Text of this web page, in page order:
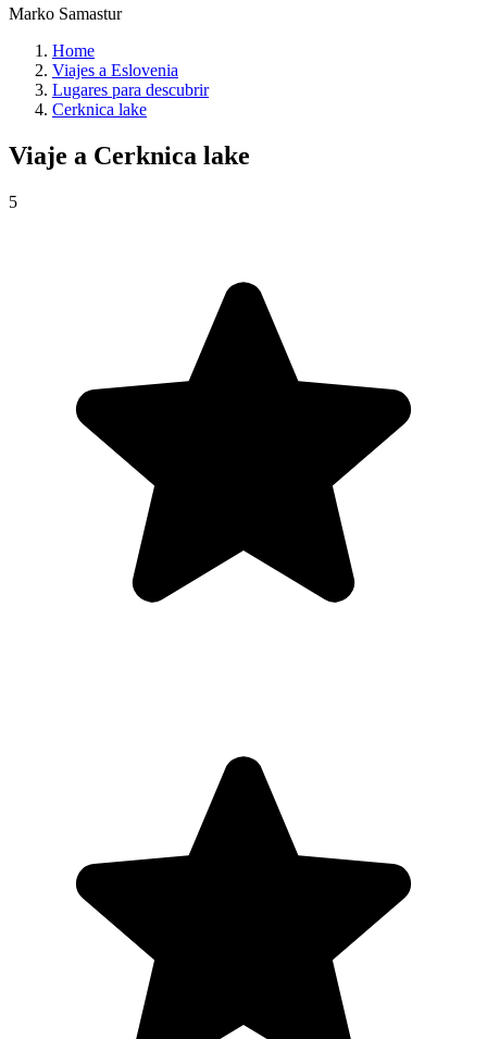
Marko Samastur
Home
Viajes a Eslovenia
Lugares para descubrir
Cerknica lake
Viaje a Cerknica lake
5